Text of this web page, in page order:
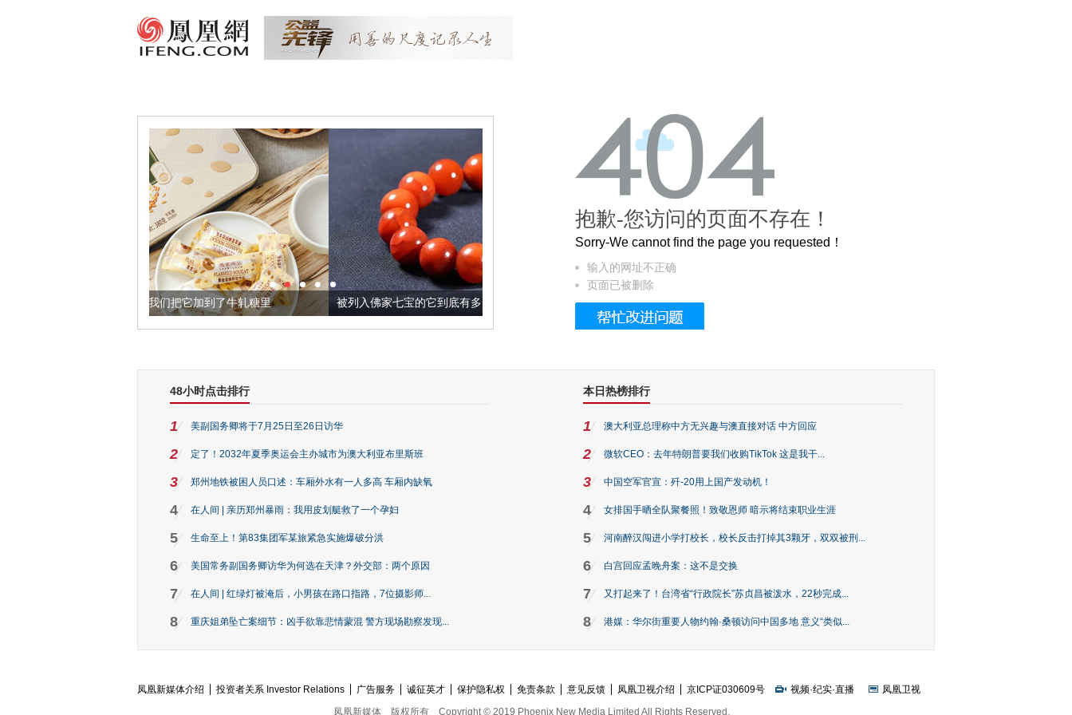
金亚麻籽，我们把它加到了牛轧糖里 被列入佛家七宝的它到底有多美？ 这个3.2米的长卷，还原了600岁的紫禁城
抱歉-您访问的页面不存在！
Sorry-We cannot find the page you requested！
输入的网址不正确
页面已被删除
48小时点击排行
1 美副国务卿将于7月25日至26日访华
2 定了！2032年夏季奥运会主办城市为澳大利亚布里斯班
3 郑州地铁被困人员口述：车厢外水有一人多高 车厢内缺氧
4 在人间 | 亲历郑州暴雨：我用皮划艇救了一个孕妇
5 生命至上！第83集团军某旅紧急实施爆破分洪
6 美国常务副国务卿访华为何选在天津？外交部：两个原因
7 在人间 | 红绿灯被淹后，小男孩在路口指路，7位摄影师...
8 重庆姐弟坠亡案细节：凶手欲靠悲情蒙混 警方现场勘察发现...
本日热榜排行
1 澳大利亚总理称中方无兴趣与澳直接对话 中方回应
2 微软CEO：去年特朗普要我们收购TikTok 这是我干...
3 中国空军官宣：歼-20用上国产发动机！
4 女排国手晒全队聚餐照！致敬恩师 暗示将结束职业生涯
5 河南醉汉闯进小学打校长，校长反击打掉其3颗牙，双双被刑...
6 白宫回应孟晚舟案：这不是交换
7 又打起来了！台湾省“行政院长”苏贞昌被泼水，22秒完成...
8 港媒：华尔街重要人物约翰·桑顿访问中国多地 意义“类似...
凤凰新媒体介绍 投资者关系 Investor Relations 广告服务 诚征英才 保护隐私权 免责条款 意见反馈 凤凰卫视介绍 京ICP证030609号 视频·纪实·直播
凤凰卫视
凤凰新媒体
版权所有 Copyright © 2019 Phoenix New Media Limited All Rights Reserved.